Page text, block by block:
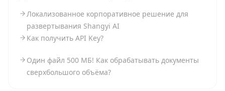
Локализованное корпоративное решение для
развертывания Shangyi AI
Как получить API Key?
Один файл 500 МБ! Как обрабатывать документы
сверхбольшого объёма?